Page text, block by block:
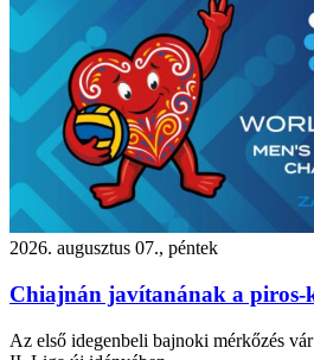
2026. augusztus 07., péntek
Chiajnán javítanának a piros-
Az első idegenbeli bajnoki mérkőzés